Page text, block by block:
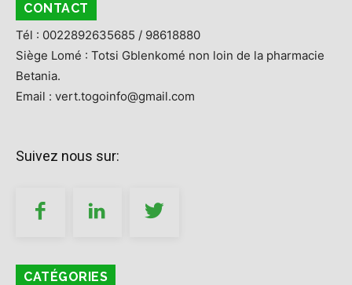
CONTACT
Tél : 0022892635685 / 98618880
Siège Lomé : Totsi Gblenkomé non loin de la pharmacie
Betania.
Email : vert.togoinfo@gmail.com
Suivez nous sur:
CATÉGORIES